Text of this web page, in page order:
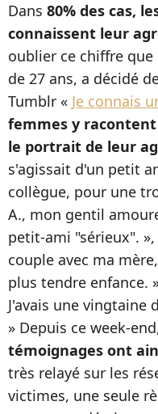
Dans 80% des cas,
connaissent leur
oublier ce chiffre
de 27 ans, a décidé
Tumblr « Je connais
femmes y
le portrait de leur
s'agissait d'un petit
collègue, pour une
A., mon gentil
petit-ami "sérieux". »,
couple avec ma
plus tendre enfance.
J'avais une vingtaine
» Depuis ce week-
témoignages ont
très relayé sur les
victimes, une seule